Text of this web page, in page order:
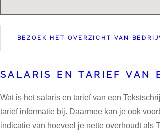
BEZOEK HET OVERZICHT VAN
SALARIS EN TARIEF VAN
Wat is het salaris en tarief van een
tarief informatie bij. Daarmee kan je ook
indicatie van hoeveel je nette overhoudt als